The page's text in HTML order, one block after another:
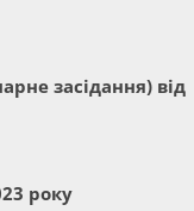
засідання) від
року